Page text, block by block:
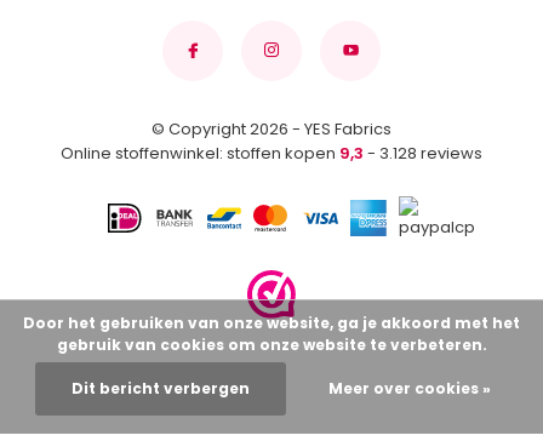
© Copyright 2026 - YES Fabrics
Online stoffenwinkel: stoffen kopen 9,3 - 3.128 reviews
Door het gebruiken van onze website, ga je akkoord met het
gebruik van cookies om onze website te verbeteren.
Dit bericht verbergen Meer over cookies »